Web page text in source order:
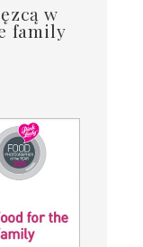
w
family